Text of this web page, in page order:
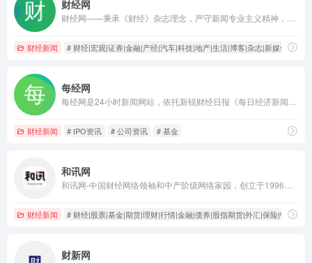
财经网
财经新闻 # 财经|宏观|证券|金融|产经|汽车|科技|地产|生活|博客|杂志|新媒体
每经网
财经新闻 # IPO资讯 # 公司资讯 # 基金
和讯网
财经新闻 # 财经|股票|基金|期货|理财|行情|金融|债券|股指期货|外汇|保险|银行|黄
财新网